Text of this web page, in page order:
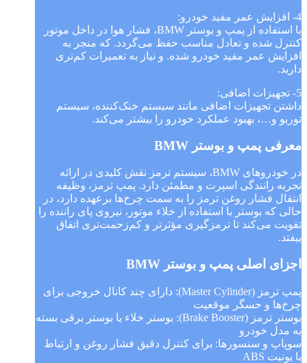
4- افزایش عمر مفید خودرو:
با استفاده از پمپ و بوستر BMW، فشار هوا در داخل موتور
کنترل شده و تعادل مناسب حفظ می‌گردد. که منجر به
افزایش عمر مفید خودرو شده. و نیاز به تعمیرات کم‌تری
دارید.
5- تجهیزات اضافی:
داشتن تجهیزات اضافی مانند سیستم خنک‌کننده، سیستم
توربو و…، بهبود عملکرد خودرو را بیشتر می‌کند.
معرفی پمپ و بوستر BMW
در خودروهای BMW، سیستم ترمز نقش کلیدی در ارائه
تجربه رانندگی اسپرت و مطمئن دارد. پمپ ترمز، وظیفه
انتقال فشار روغن ترمز را به سمت چرخ‌ها برعهده دارد، در
حالی که بوستر با استفاده از خلاء موتور، نیروی پای راننده را
تقویت می‌کند تا ترمزگیری مؤثرتر و کم‌زحمت‌تری اتفاق
بیفتد.
اجزای اصلی پمپ و بوستر BMW
پمپ ترمز (Master Cylinder): دارای چند کانال خروجی برای
چرخ‌ها و حسگر موقعیت
بوستر ترمز (Brake Booster): بوستر خلاء یا بوستر برقی بسته
به مدل خودرو
سوپاپ و سنسورها: برای کنترل دقیق فشار روغن و ارتباط
با یونیت ABS